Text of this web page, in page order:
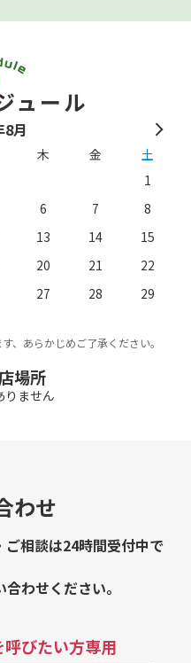
ュール
8月
木 金
土
1
6 7
8
13 14
15
20 21
22
27 28
29
、あらかじめご了承ください。
場所
りません
わせ
相談は24時間受付中で
わせください。
びたい方専用